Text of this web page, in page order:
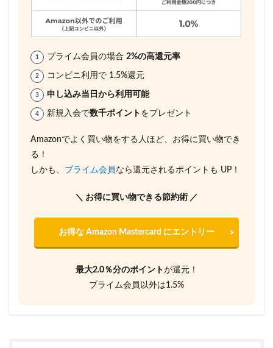
プライム会員の場合 2%の高還元率
コンビニ利用で 1.5%還元
申し込み当日から利用可能
新規入会で数千ポイント をプレゼント
Amazonでよく買い物をする人ほど、お得に買い物でき
る！
しかも、 プライム会員 なら還元されるポイントも UP！
＼ お得に買い物できる節約術 ／
お得な Amazon Mastercard にエントリー
最大2.0％分のポイントが還元！
プライム会員以外は1.5%